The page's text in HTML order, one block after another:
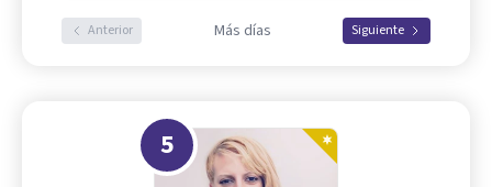
Anterior Más días Siguiente
5